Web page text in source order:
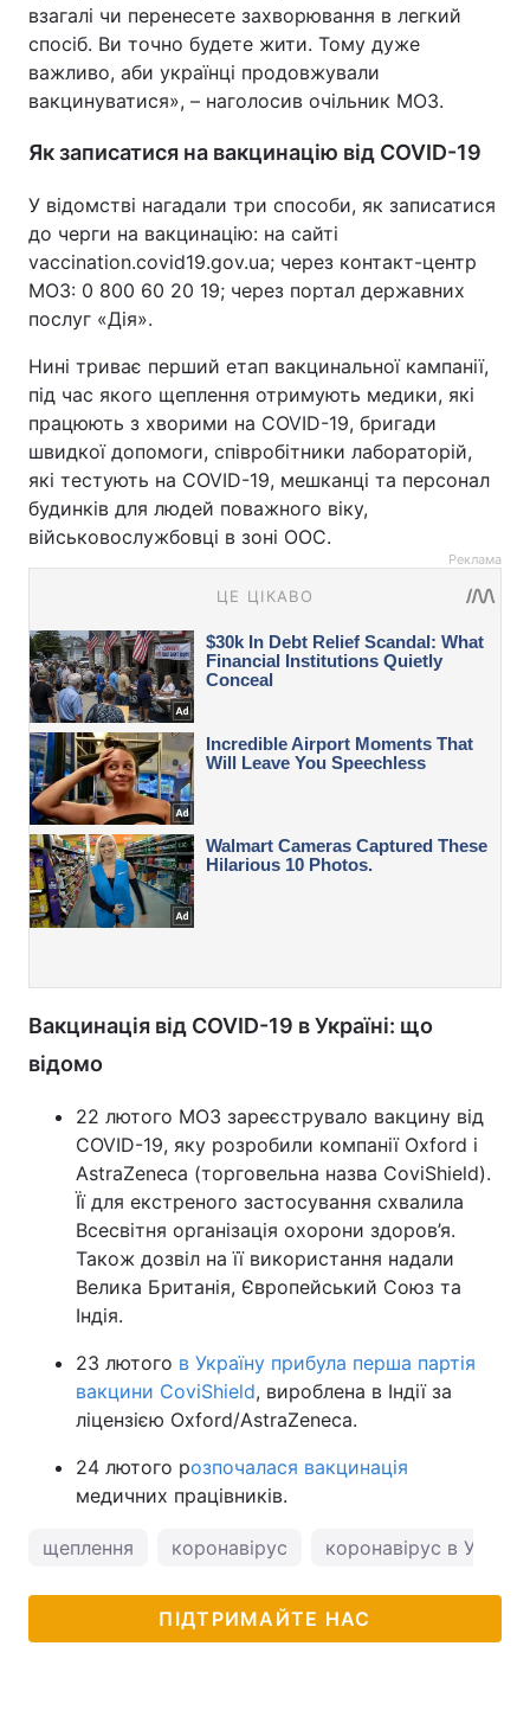
взагалі чи перенесете захворювання в легкий
спосіб. Ви точно будете жити. Тому дуже
важливо, аби українці продовжували
вакцинуватися», – наголосив очільник МОЗ.
Як записатися на вакцинацію від COVID-19
У відомстві нагадали три способи, як записатися
до черги на вакцинацію: на сайті
vaccination.covid19.gov.ua; через контакт-центр
МОЗ: 0 800 60 20 19; через портал державних
послуг «Дія».
Нині триває перший етап вакцинальної кампанії,
під час якого щеплення отримують медики, які
працюють з хворими на COVID-19, бригади
швидкої допомоги, співробітники лабораторій,
які тестують на COVID-19, мешканці та персонал
будинків для людей поважного віку,
військовослужбовці в зоні ООС.
Реклама
Вакцинація від COVID-19 в Україні: що
відомо
22 лютого МОЗ зареєструвало вакцину від
COVID-19, яку розробили компанії Oxford і
AstraZeneca (торговельна назва CoviShield).
Її для екстреного застосування схвалила
Всесвітня організація охорони здоров’я.
Також дозвіл на її використання надали
Велика Британія, Європейський Союз та
Індія.
23 лютого в Україну прибула перша партія
вакцини CoviShield, вироблена в Індії за
ліцензією Oxford/AstraZeneca.
24 лютого розпочалася вакцинація
медичних працівників.
щеплення коронавірус коронавірус в Україні
ПІДТРИМАЙТЕ НАС